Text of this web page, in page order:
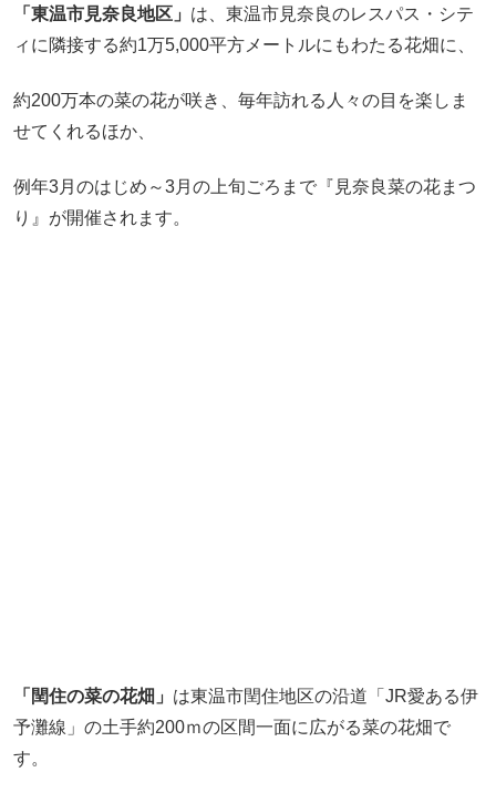
「東温市見奈良地区」 は、東温市見奈良のレスパス・シテ
ィに隣接する約1万5,000平方メートルにもわたる花畑に、
約200万本の菜の花が咲き、毎年訪れる人々の目を楽しま
せてくれるほか、
例年3月のはじめ～3月の上旬ごろまで『見奈良菜の花まつ
り』が開催されます。
「閏住の菜の花畑」 は東温市閏住地区の沿道「JR愛ある伊
予灘線」の土手約200ｍの区間一面に広がる菜の花畑で
す。